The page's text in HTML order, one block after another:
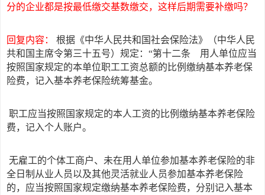
分的企业都是按最低缴交基数缴交，这样后期需要补缴吗？
回复内容：
根据《中华人民共和国社会保险法》（中华人民
共和国主席令第三十五号）规定： “第十二条 用人单位应当
按照国家规定的本单位职工工资总额的比例缴纳基本养老保
险费，记入基本养老保险统筹基金。
职工应当按照国家规定的本人工资的比例缴纳基本养老保险
费，记入个人账户。
无雇工的个体工商户、未在用人单位参加基本养老保险的非
全日制从业人员以及其他灵活就业人员参加基本养老保险
的，应当按照国家规定缴纳基本养老保险费，分别记入基本